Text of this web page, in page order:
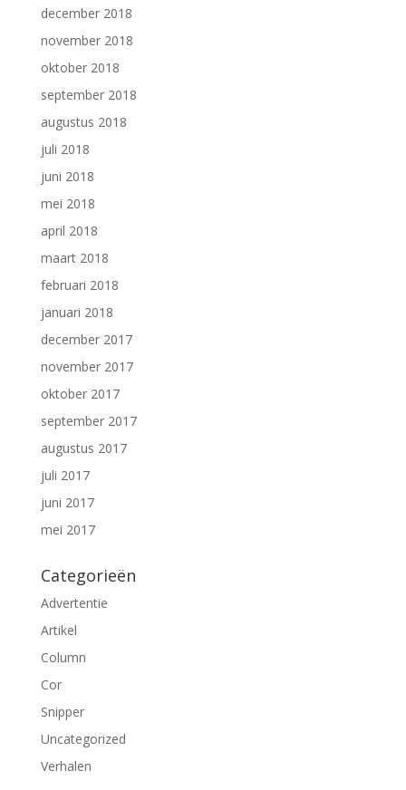
december 2018
november 2018
oktober 2018
september 2018
augustus 2018
juli 2018
juni 2018
mei 2018
april 2018
maart 2018
februari 2018
januari 2018
december 2017
november 2017
oktober 2017
september 2017
augustus 2017
juli 2017
juni 2017
mei 2017
Categorieën
Advertentie
Artikel
Column
Cor
Snipper
Uncategorized
Verhalen